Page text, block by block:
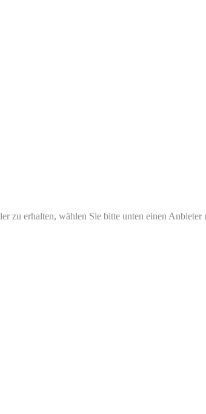
erhalten, wählen Sie bitte unten einen Anbieter